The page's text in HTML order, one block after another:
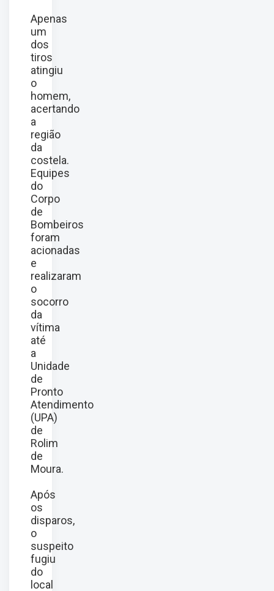
Apenas
um
dos
tiros
atingiu
o
homem,
acertando
a
região
da
costela.
Equipes
do
Corpo
de
Bombeiros
foram
acionadas
e
realizaram
o
socorro
da
vítima
até
a
Unidade
de
Pronto
Atendimento
(UPA)
de
Rolim
de
Moura.
Após
os
disparos,
o
suspeito
fugiu
do
local